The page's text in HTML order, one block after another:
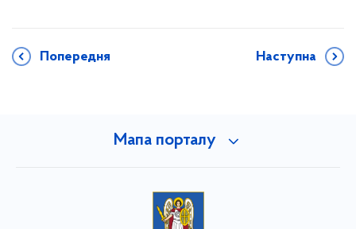
Попередня Наступна
Мапа порталу